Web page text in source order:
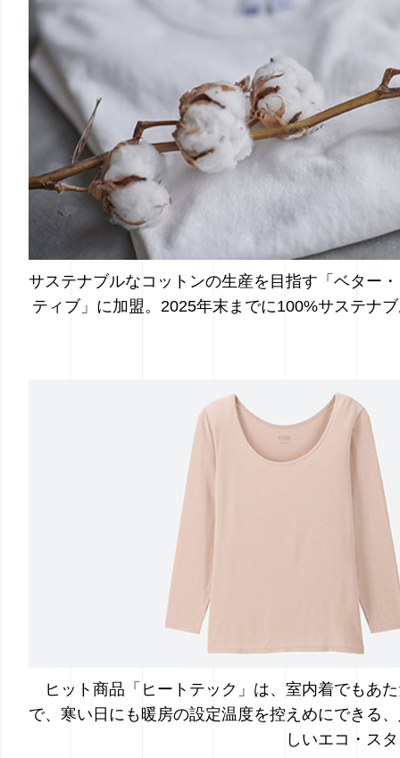
サステナブルなコットンの生産を目指す「ベター
ティブ」に加盟。 2025年末までに100%サステナ
ヒット商品「ヒートテック」は、室内着でもあ
で、 寒い日にも暖房の設定温度を控えめにできる、
しいエコ・ス